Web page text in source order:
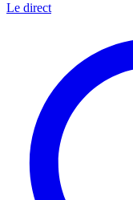
Le direct